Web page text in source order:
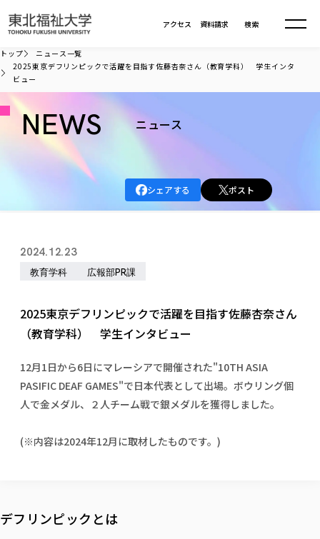
資料請求
アクセス 検索
大学について
大学理念
各種方針
大学の概要
大学の歩み
学生・教職員・卒業生数
校歌の歴史
校章・マーク・カラー
寄附の受け入れ
関連法人
教職員募集
大学の取り組み
大学の取り組み
カリキュラム編成ガイドライン
本学のシラバスについて
公的資金等の不正使用の防止に関する基本方針
研究活動における不正行為の防止等に関する対応
初年次教育（リエゾンゼミⅠ）について
放射線モニタリング測定結果（国見キャンパス）
情報公開
寄附行為
中期事業計画
IR情報
情報公開規程
学部・大学院
学部・大学院TOP
総合福祉学部
福祉行政学科
共生まちづくり学部
共生まちづくり学部
教育学部
教育学科
健康科学部
保健看護学科
リハビリテーション学科
産業福祉マネジメント学科
情報福祉マネジメント学科
仏教専修科
総合福祉学研究科 社会福祉学専攻 修士課程
通信教育部
入学試験
進学相談会
オープンキャンパス
就職状況
取得可能な資格・免許
東北福祉大学のキャリアサポート
東北福祉大学のキャリアサポート
東北福祉大学のキャリア教育
採用ご担当者様へ
在学生の方
東北福祉大学求人・インターンシップ検索サイト（キャリタス
卒業生の方
よくあるご質問
課外活動 TOP
文化会・文化系サークル紹介
国際交流
交換留学生 Exchange students社会連携・研究 TOP
東北福祉大学の研究活動
共同研究等をご検討の皆様へ
研究紀要
産学・産学官連携
生涯教育・キャリア教育
生涯教育・キャリア教育TOP
月例TFU実学臨床研究セミナー
関連法人
トップ
ニュース一覧
2025東京デフリンピックで活躍を目指す佐藤杏奈さん（教育学科） 学生インタ
ビュー
NEWS ニュース
シェアする ポスト
2024.12.23
教育学科 広報部PR課
2025東京デフリンピックで活躍を目指す佐藤杏奈さん
（教育学科） 学生インタビュー
12月1日から6日にマレーシアで開催された"10TH ASIA
PASIFIC DEAF GAMES"で日本代表として出場。ボウリング個
人で金メダル、２人チーム戦で銀メダルを獲得しました。
(※内容は2024年12月に取材したものです。)
デフリンピックとは